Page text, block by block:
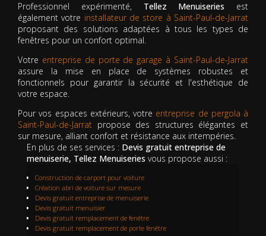
Professionnel expérimenté, Tellez Menuiseries est
également votre installateur de store à Saint-Paul-de-Jarrat
proposant des solutions adaptées à tous les types de
fenêtres pour un confort optimal.
Votre entreprise de porte de garage à Saint-Paul-de-Jarrat
assure la mise en place de systèmes robustes et
fonctionnels pour garantir la sécurité et l'esthétique de
votre espace.
Pour vos espaces extérieurs, votre entreprise de pergola à
Saint-Paul-de-Jarrat propose des structures élégantes et
sur mesure, alliant confort et résistance aux intempéries.
En plus de ses services : Devis gratuit entreprise de
menuiserie, Tellez Menuiseries vous propose aussi :
Construction de carport pour voiture
Création abri de voiture sur mesure
Devis gratuit entreprise de menuiserie
Devis gratuit menuisier
Devis gratuit remplacement de fenêtre
Devis gratuit remplacement de porte fenêtre